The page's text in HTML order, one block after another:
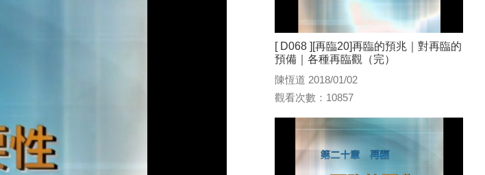
[ D068 ][再臨20]再臨的預兆｜對再臨的
預備｜各種再臨觀（完）
陳恆道 2018/01/02
觀看次數：10857